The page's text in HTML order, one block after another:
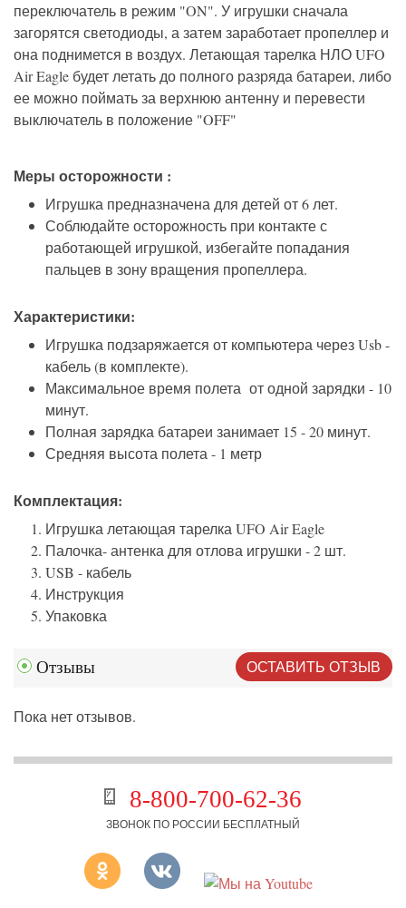
переключатель в режим "ON". У игрушки сначала
загорятся светодиоды, а затем заработает пропеллер и
она поднимется в воздух. Летающая тарелка НЛО UFO
Air Eagle будет летать до полного разряда батареи, либо
ее можно поймать за верхнюю антенну и перевести
выключатель в положение "OFF"
Меры осторожности :
Игрушка предназначена для детей от 6 лет.
Соблюдайте осторожность при контакте с
работающей игрушкой, избегайте попадания
пальцев в зону вращения пропеллера.
Характеристики:
Игрушка подзаряжается от компьютера через Usb -
кабель (в комплекте).
Максимальное время полета от одной зарядки - 10
минут.
Полная зарядка батареи занимает 15 - 20 минут.
Средняя высота полета - 1 метр
Комплектация:
Игрушка летающая тарелка UFO Air Eagle
Палочка- антенка для отлова игрушки - 2 шт.
USB - кабель
Инструкция
Упаковка
Отзывы ОСТАВИТЬ ОТЗЫВ
Пока нет отзывов.
8-800-700-62-36
ЗВОНОК ПО РОССИИ БЕСПЛАТНЫЙ